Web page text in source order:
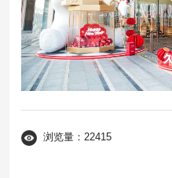
浏览量：22415